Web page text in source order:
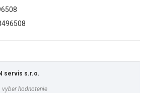
servis s.r.o.
vyber hodnotenie